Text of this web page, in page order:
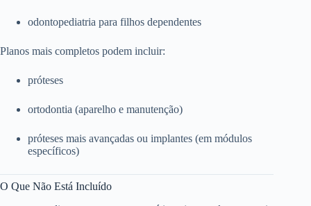
odontopediatria para filhos dependentes
Planos mais completos podem incluir:
próteses
ortodontia (aparelho e manutenção)
próteses mais avançadas ou implantes (em módulos
específicos)
O Que Não Está Incluído